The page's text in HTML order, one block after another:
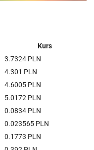
Kurs
3.7324 PLN
4.301 PLN
4.6005 PLN
5.0172 PLN
0.0834 PLN
0.023565 PLN
0.1773 PLN